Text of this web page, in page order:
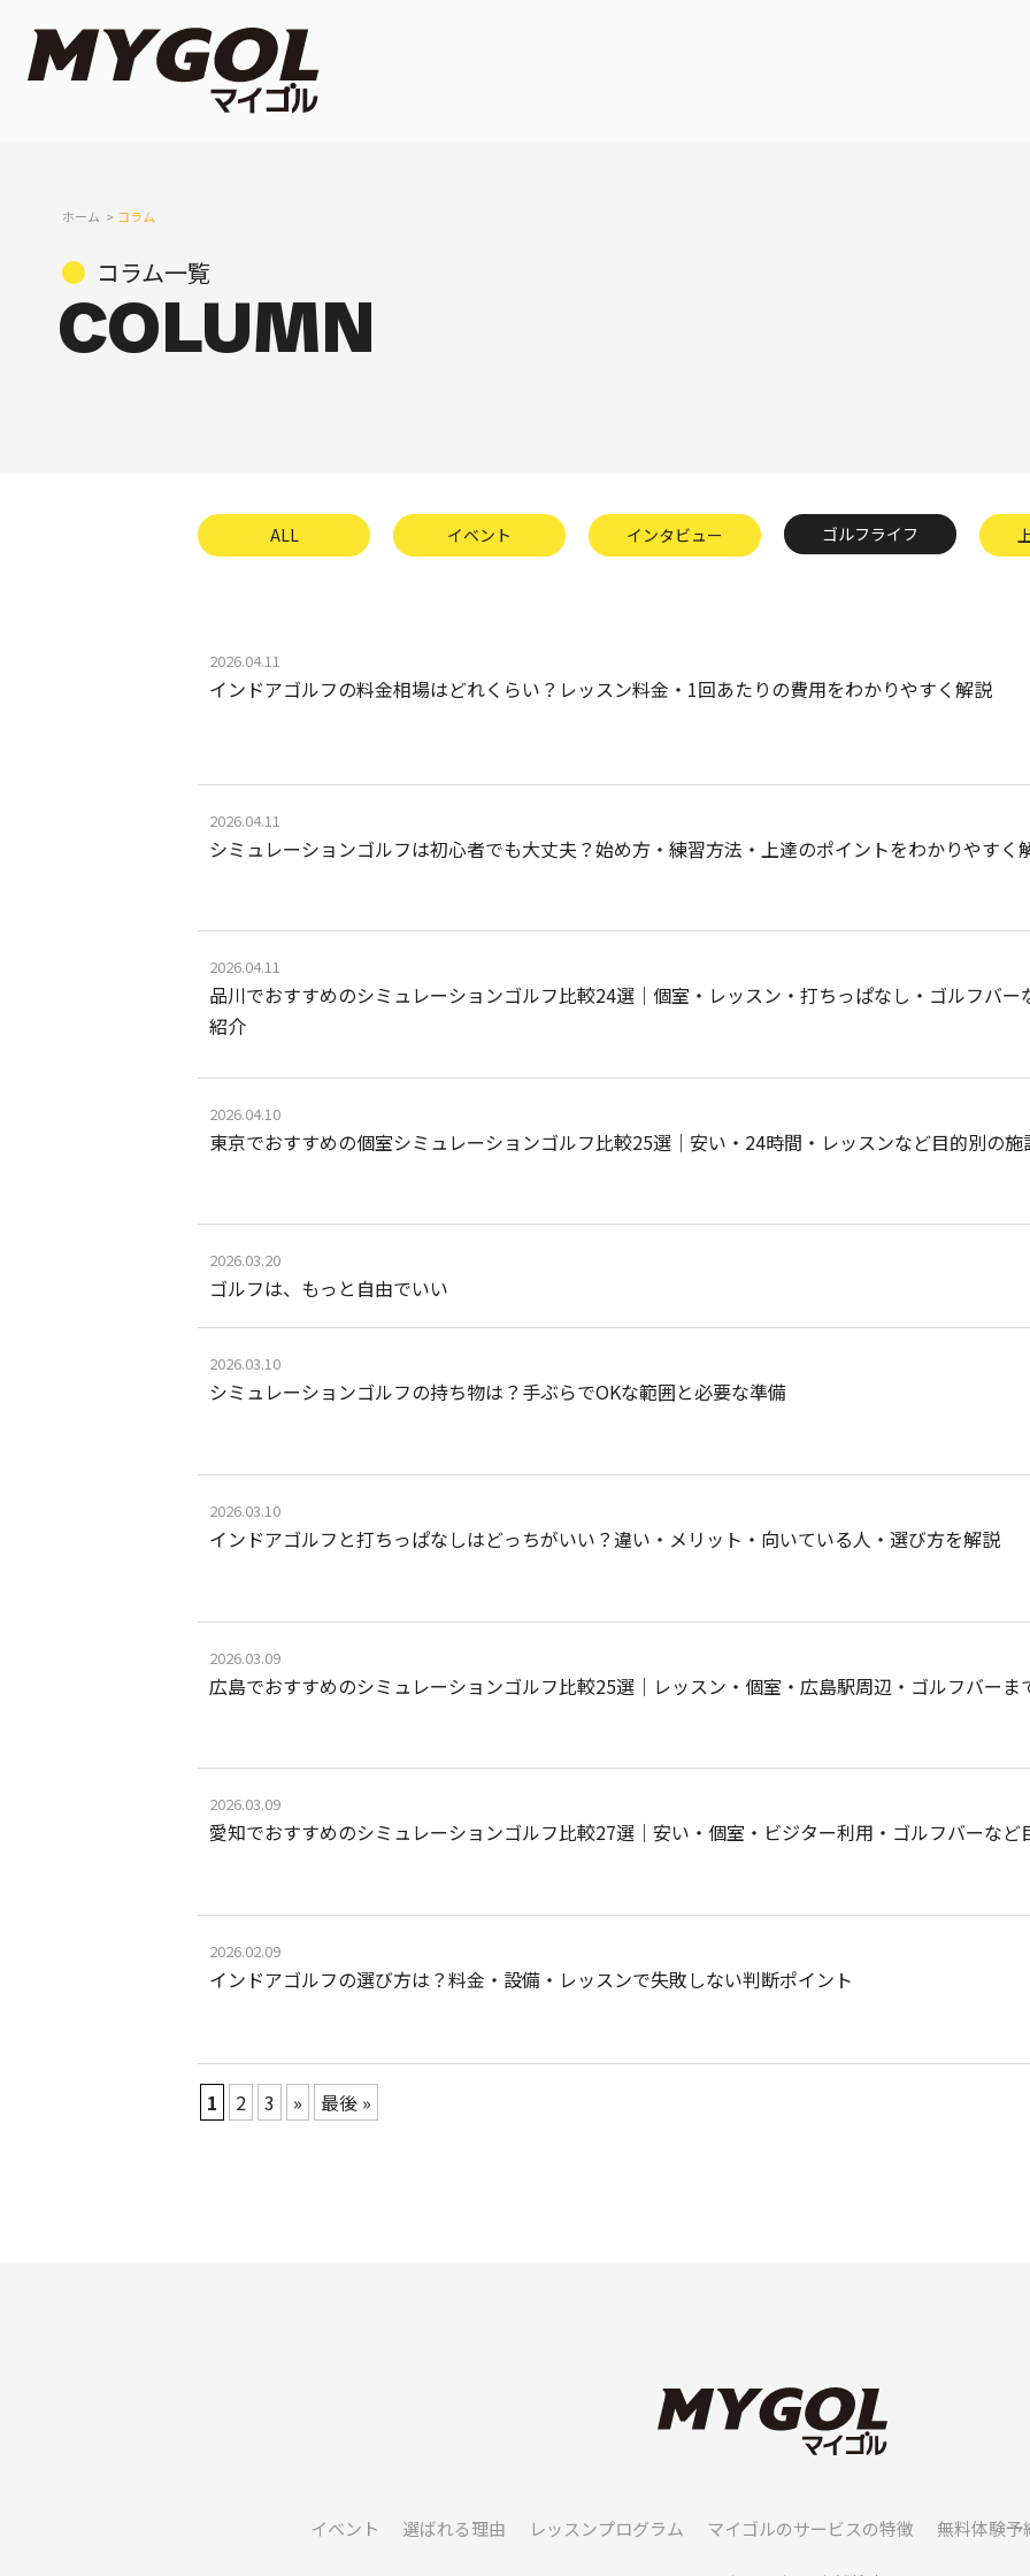
ホーム コラム
コラム一覧
ALL イベント インタビュー ゴルフライフ
2026.04.11
インドアゴルフの料金相場はどれくらい？レッスン料金・1回あたりの費用をわかりやすく解説
2026.04.11
シミュレーションゴルフは初心者でも大丈夫？始め方・練習方法・上達のポイントをわかりやすく
2026.04.11
品川でおすすめのシミュレーションゴルフ比較24選｜個室・レッスン・打ちっぱなし・ゴルフバー
紹介
2026.04.10
東京でおすすめの個室シミュレーションゴルフ比較25選｜安い・24時間・レッスンなど目的別の施
2026.03.20
ゴルフは、もっと自由でいい
2026.03.10
シミュレーションゴルフの持ち物は？手ぶらでOKな範囲と必要な準備
2026.03.10
インドアゴルフと打ちっぱなしはどっちがいい？違い・メリット・向いている人・選び方を解説
2026.03.09
広島でおすすめのシミュレーションゴルフ比較25選｜レッスン・個室・広島駅周辺・ゴルフバーま
2026.03.09
愛知でおすすめのシミュレーションゴルフ比較27選｜安い・個室・ビジター利用・ゴルフバーなど
2026.02.09
インドアゴルフの選び方は？料金・設備・レッスンで失敗しない判断ポイント
1 2 3 » 最後 »
イベント 選ばれる理由 レッスンプログラム マイゴルのサービスの特徴 無料体験予